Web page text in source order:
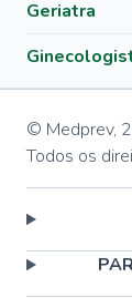
Geriatra
© Medprev,
Todos os